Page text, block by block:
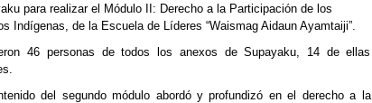
para realizar el Módulo II: Derecho a la Participación de los
Indígenas, de la Escuela de Líderes “Waismag Aidaun Ayamtaiji”.
46 personas de todos los anexos de Supayaku, 14 de ellas
del segundo módulo abordó y profundizó en el derecho a la